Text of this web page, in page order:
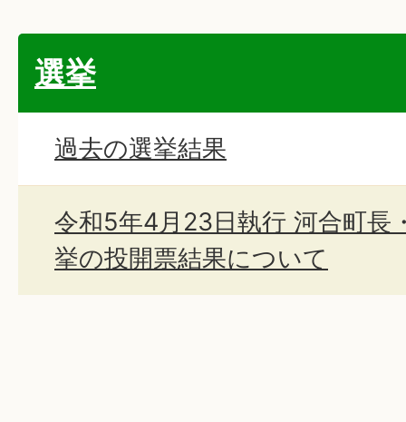
選挙
過去の選挙結果
令和5年4月23日執行 河合町長
挙の投開票結果について